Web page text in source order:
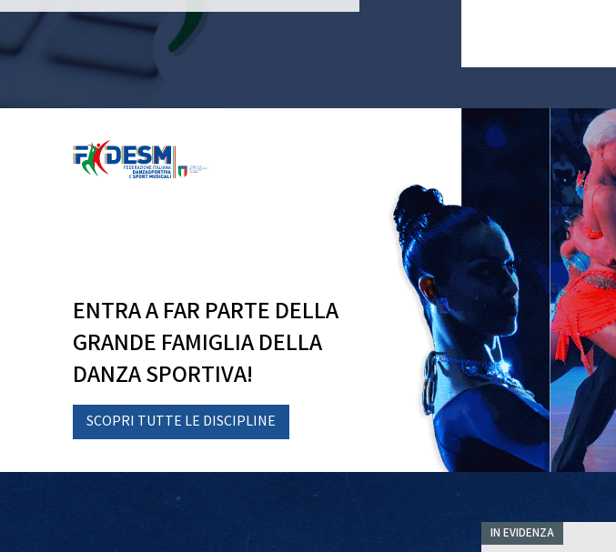
ENTRA A FAR PARTE DELLA
GRANDE FAMIGLIA DELLA
DANZA SPORTIVA!
SCOPRI TUTTE LE DISCIPLINE
IN EVIDENZA